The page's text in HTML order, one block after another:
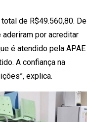
de R$49.560,80. De
por acreditar
é atendido pela APAE
A confiança na
explica.